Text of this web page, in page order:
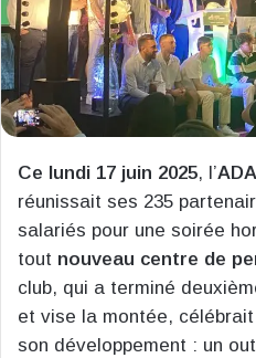
Ce lundi 17 juin 2025, l’
réunissait ses 235
salariés pour une soirée
tout nouveau centre de
club, qui a terminé
et vise la montée,
son développement : un